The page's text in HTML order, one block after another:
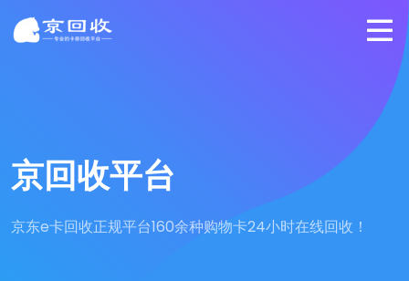
京回收平台
京东e卡回收正规平台160余种购物卡24小时在线回收！